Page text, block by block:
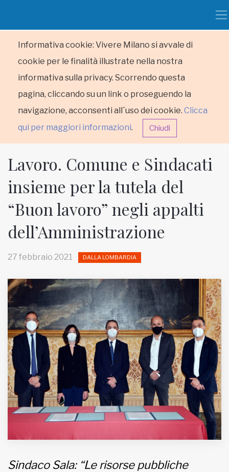
Informativa cookie: Vivere Milano si avvale di
cookie per le finalità illustrate nella nostra
informativa sulla privacy. Scorrendo questa
pagina, cliccando su un link o proseguendo la
navigazione, acconsenti all´uso dei cookie. Clicca
qui per maggiori informazioni. Chiudi
HOME
RUBRICHE
Inviateci le vostre segnalazioni
Iscriviti alla newsletter
www.viveremilano.info
Fondato e diretto da Enzo De
Bernardis
EDB edizioni - Via Brivio angolo C.
Imbonati, 89 20159 Milano (Italia)
Informativa sulla privacy
Lavoro. Comune e Sindacati
insieme per la tutela del
“Buon lavoro” negli appalti
dell’Amministrazione
27 febbraio 2021 DALLA LOMBARDIA
Sindaco Sala: “Le risorse pubbliche